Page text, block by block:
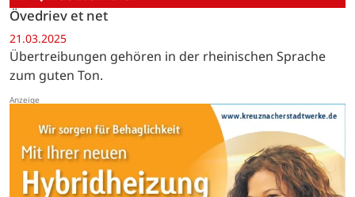
Övedriev et net
21.03.2025
Übertreibungen gehören in der rheinischen Sprache
zum guten Ton.